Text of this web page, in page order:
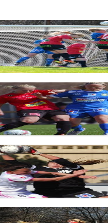
– QBIK